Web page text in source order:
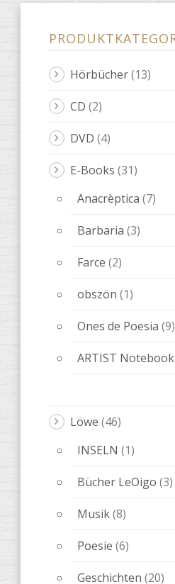
Hörbücher(13)
CD (2)
DVD (4)
E-Books (31)
Anacrèptica (7)
Barbaria (3)
Farce (2)
obszön (1)
Ones de Poesia (9)
ARTIST Notebook
Löwe (46)
INSELN (1)
Bücher LeOigo (3)
Musik(8)
Poesie (6)
Geschichten (20)